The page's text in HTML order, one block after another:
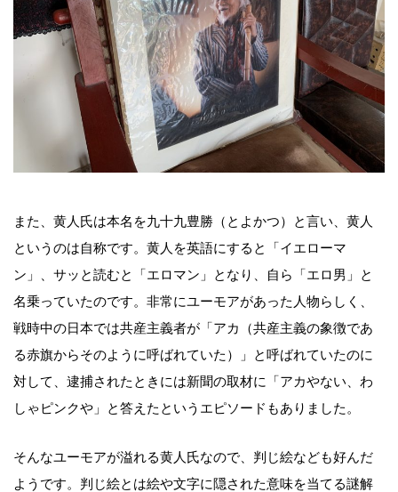
また、黄人氏は本名を九十九豊勝（とよかつ）と言い、黄人
というのは自称です。黄人を英語にすると「イエローマ
ン」、サッと読むと「エロマン」となり、自ら「エロ男」と
名乗っていたのです。非常にユーモアがあった人物らしく、
戦時中の日本では共産主義者が「アカ（共産主義の象徴であ
る赤旗からそのように呼ばれていた）」と呼ばれていたのに
対して、逮捕されたときには新聞の取材に「アカやない、わ
しゃピンクや」と答えたというエピソードもありました。
そんなユーモアが溢れる黄人氏なので、判じ絵なども好んだ
ようです。判じ絵とは絵や文字に隠された意味を当てる謎解